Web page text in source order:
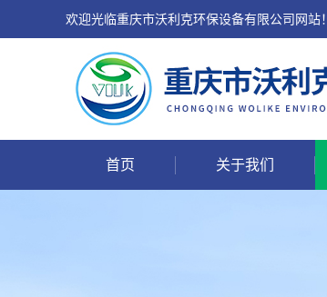
欢迎光临重庆市沃利克环保设备有限公司网站！
首页 关于我们